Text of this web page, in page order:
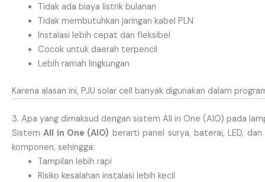
Tidak ada biaya listrik bulanan
Tidak membutuhkan jaringan kabel PLN
Instalasi lebih cepat dan fleksibel
Cocok untuk daerah terpencil
Lebih ramah lingkungan
Karena alasan ini, PJU solar cell banyak digunakan dalam
3. Apa yang dimaksud dengan sistem All in One (AIO) pada
SistemAll in One (AIO) berarti panel surya, baterai, LED,
komponen, sehingga:
Tampilan lebih rapi
Risiko kesalahan instalasi lebih kecil